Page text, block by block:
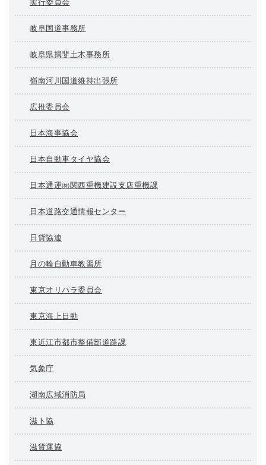
実行委員会
岐阜国道事務所
岐阜県揖斐土木事務所
嶺南河川国道維持出張所
広推委員会
日本海事協会
日本自動車タイヤ協会
日本通運㈱関西重機建設支店重機課
日本道路交通情報センター
日貨協連
月の輪自動車教習所
東京オリパラ委員会
東京海上日動
東近江市都市整備部道路課
気象庁
湖南広域消防局
滋ト協
滋貨運協